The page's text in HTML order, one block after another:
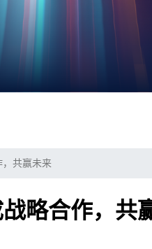
共赢未来
略合作，共